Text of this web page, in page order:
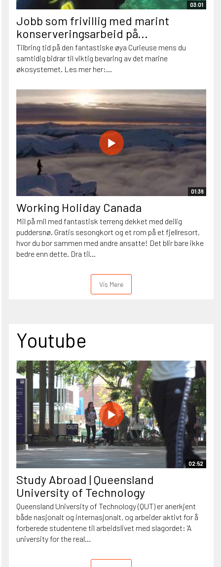
03:01
Jobb som frivillig med marint
konserveringsarbeid på...
Tilbring tid på den fantastiske øya Curieuse mens du
samtidig bidrar til viktig bevaring av det marine
økosystemet. Les mer her:...
01:36
Working Holiday Canada
Mil på mil med fantastisk terreng dekket med deilig
puddersnø. Gratis sesongkort og et rom på et fjellresort,
hvor du bor sammen med andre ansatte! Det blir bare ikke
bedre enn dette. Dra til...
Vis Mere
Youtube
02:52
Study Abroad | Queensland
University of Technology
Queensland University of Technology (QUT) er anerkjent
både nasjonalt og internasjonalt, og arbeider aktivt for å
forberede studentene til arbeidslivet med slagordet: 'A
university for the real...